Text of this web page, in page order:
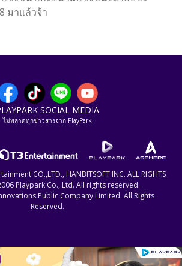
มาแล้วจ้า
SOCIAL MEDIA
ไม่พลาดทุกข่าวสารจาก PlayPark
CO.,LTD., HANBITSOFT INC. ALL RIGHTS
Playpark Co., Ltd. All rights reserved.
Public Company Limited. All Rights
Reserved.